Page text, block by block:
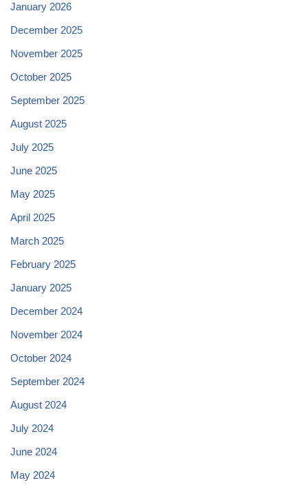
January 2026
December 2025
November 2025
October 2025
September 2025
August 2025
July 2025
June 2025
May 2025
April 2025
March 2025
February 2025
January 2025
December 2024
November 2024
October 2024
September 2024
August 2024
July 2024
June 2024
May 2024